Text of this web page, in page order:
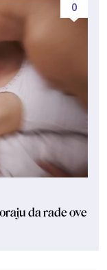
0
da rade ove